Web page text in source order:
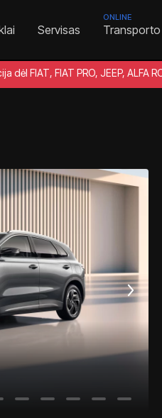
Servisas
ONLINE
dėl FIAT, FIAT PRO, JEEP, ALFA